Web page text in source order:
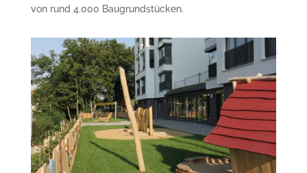
von rund 4.000 Baugrundstücken.